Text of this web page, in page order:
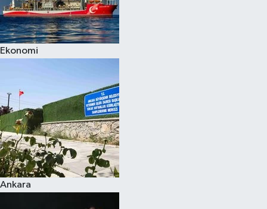
Ekonomi
Ankara
Spor
Burç Yorumları
Eğitim
Hava Durumu
Kadın